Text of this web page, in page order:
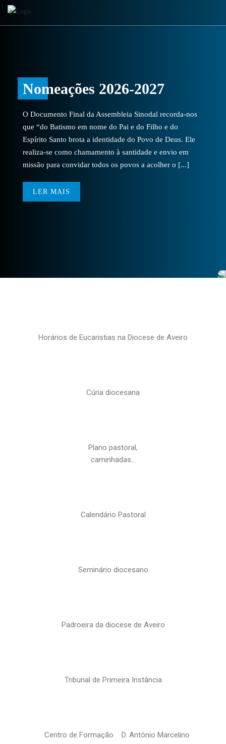
Nomeações 2026-2027
O Documento Final da Assembleia Sinodal recorda-nos
que “do Batismo em nome do Pai e do Filho e do
Espírito Santo brota a identidade do Povo de Deus. Ele
realiza-se como chamamento à santidade e envio em
missão para convidar todos os povos a acolher o [...]
LER MAIS
Horários de Eucaristias na Diocese de Aveiro
Cúria diocesana
Plano pastoral,
caminhadas…
Calendário Pastoral
Seminário diocesano
Padroeira da diocese de Aveiro
Tribunal de Primeira Instância
Centro de Formação D. António Marcelino